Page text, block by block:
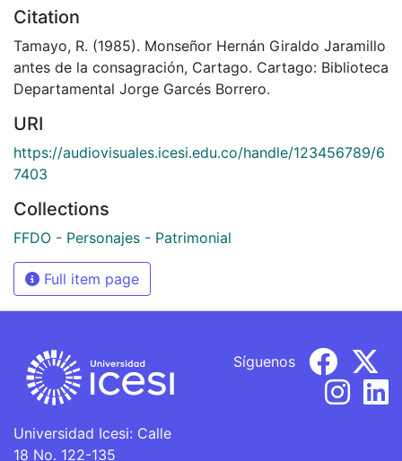
Citation
Tamayo, R. (1985). Monseñor Hernán Giraldo Jaramillo
antes de la consagración, Cartago. Cartago: Biblioteca
Departamental Jorge Garcés Borrero.
URI
https://audiovisuales.icesi.edu.co/handle/123456789/6
7403
Collections
FFDO - Personajes - Patrimonial
Full item page
Universidad Icesi: Calle
18 No. 122-135
Síguenos